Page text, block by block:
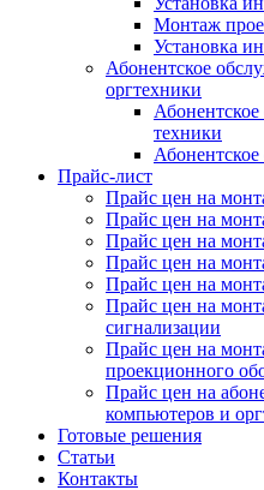
Монтаж
Установка
Абонентское
оргтехники
техники
Прайс-лист
Прайс цен на
Прайс цен на
Прайс цен на
Прайс цен на
Прайс цен на
Прайс цен на
сигнализации
Прайс цен на
проекционного
Прайс цен на
компьютеров и
Готовые решения
Статьи
Контакты